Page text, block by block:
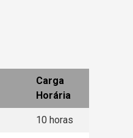
Carga
Horária
10 horas